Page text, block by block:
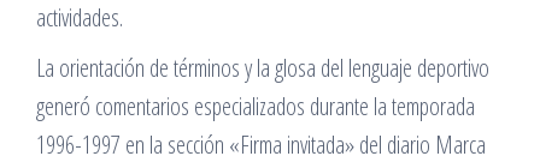
actividades.
La orientación de términos y la glosa del lenguaje deportivo
generó comentarios especializados durante la temporada
1996-1997 en la sección «Firma invitada» del diario Marca